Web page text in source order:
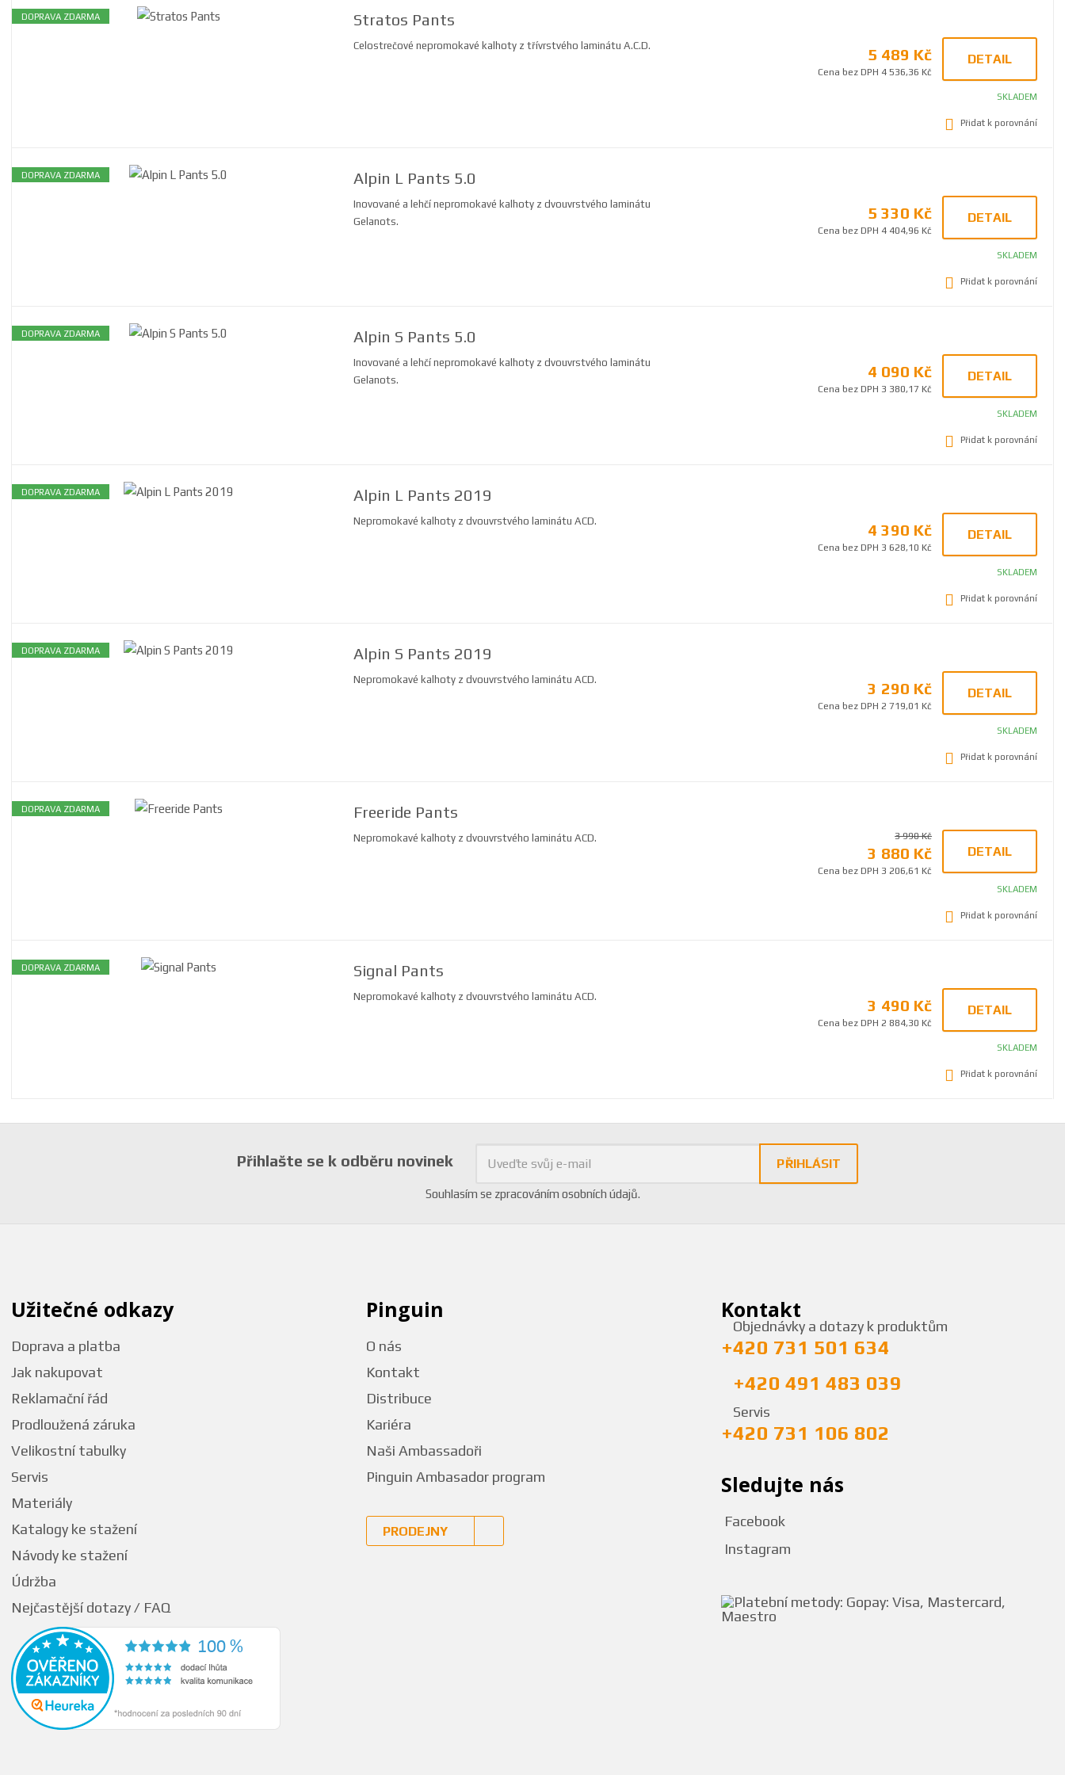
Stratos Pants
DOPRAVA ZDARMA
Celostrečové nepromokavé kalhoty z třívrstvého laminátu A.C.D. 5 489 Kč
Cena bez DPH 4 536,36 Kč
DETAIL
SKLADEM
Přidat k porovnání
Alpin L Pants 5.0
DOPRAVA ZDARMA
Inovované a lehčí nepromokavé kalhoty z dvouvrstvého laminátu
Gelanots.
5 330 Kč
Cena bez DPH 4 404,96 Kč
DETAIL
SKLADEM
Přidat k porovnání
Alpin S Pants 5.0
DOPRAVA ZDARMA
Inovované a lehčí nepromokavé kalhoty z dvouvrstvého laminátu
Gelanots.
4 090 Kč
Cena bez DPH 3 380,17 Kč
DETAIL
SKLADEM
Přidat k porovnání
Alpin L Pants 2019
DOPRAVA ZDARMA
Nepromokavé kalhoty z dvouvrstvého laminátu ACD. 4 390 Kč
Cena bez DPH 3 628,10 Kč
DETAIL
SKLADEM
Přidat k porovnání
Alpin S Pants 2019
DOPRAVA ZDARMA
Nepromokavé kalhoty z dvouvrstvého laminátu ACD. 3 290 Kč
Cena bez DPH 2 719,01 Kč
DETAIL
SKLADEM
Přidat k porovnání
Freeride Pants
DOPRAVA ZDARMA
Nepromokavé kalhoty z dvouvrstvého laminátu ACD. 3 990 Kč
3 880 Kč
Cena bez DPH 3 206,61 Kč
DETAIL
SKLADEM
Přidat k porovnání
Signal Pants
DOPRAVA ZDARMA
Nepromokavé kalhoty z dvouvrstvého laminátu ACD. 3 490 Kč
Cena bez DPH 2 884,30 Kč
DETAIL
SKLADEM
Přidat k porovnání
Přihlašte se k odběru novinek PŘIHLÁSIT
Souhlasím se zpracováním osobních údajů.
Užitečné odkazy
Doprava a platba
Jak nakupovat
Reklamační řád
Prodloužená záruka
Velikostní tabulky
Servis
Materiály
Katalogy ke stažení
Návody ke stažení
Údržba
Nejčastější dotazy / FAQ
Pinguin
O nás
Kontakt
Distribuce
Kariéra
Naši Ambassadoři
Pinguin Ambasador program
PRODEJNY
Kontakt
Objednávky a dotazy k produktům
+420 731 501 634
+420 491 483 039
Servis
+420 731 106 802
Sledujte nás
Facebook
Instagram